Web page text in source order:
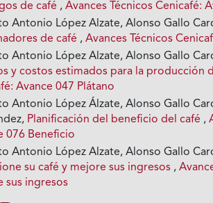
de café ,Avances Técnicos Cenicafé:
Antonio López Alzate, Alonso Gallo
de café ,Avances Técnicos
Antonio López Alzate, Alonso Gallo
y costos estimados para la producción
Avance 047 Plátano
Antonio López Álzate, Alonso Gallo
Planificación del beneficio del café ,
076 Beneficio
Antonio López Alzate, Alonso Gallo
su café y mejore sus ingresos ,
sus ingresos